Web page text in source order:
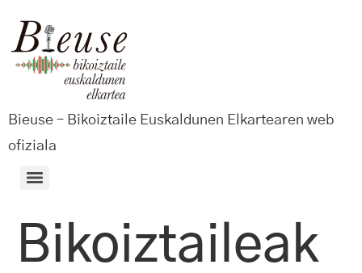
Bieuse – Bikoiztaile Euskaldunen Elkartearen web
ofiziala
Bikoiztaileak